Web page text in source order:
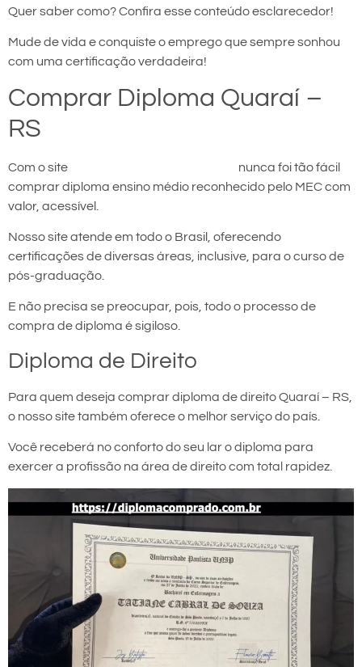
Quer saber como? Confira esse conteúdo esclarecedor!
Mude de vida e conquiste o emprego que sempre sonhou
com uma certificação verdadeira!
Comprar Diploma Quaraí –
RS
Com o site
nunca foi tão fácil
comprar diploma ensino médio reconhecido pelo MEC com
valor, acessível.
Nosso site atende em todo o Brasil, oferecendo
certificações de diversas áreas, inclusive, para o curso de
pós-graduação.
E não precisa se preocupar, pois, todo o processo de
compra de diploma é sigiloso.
Diploma de Direito
Para quem deseja comprar diploma de direito Quaraí – RS,
o nosso site também oferece o melhor serviço do país.
Você receberá no conforto do seu lar o diploma para
exercer a profissão na área de direito com total rapidez.